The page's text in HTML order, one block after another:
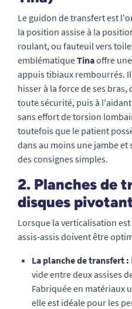
Le guidon de transfert est
la position assise à la
roulant, ou fauteuil vers
emblématiqueTinaoffre
appuis tibiaux rembourrés.
hisser à la force de ses
toute sécurité, puis à
sans effort de torsion
toutefois que le patient
dans au moins une jambe
des consignes simples.
2. Planches de
disques
Lorsque la verticalisation
assis-assis doivent être
La planche de transfert :
vide entre deux assises
Fabriquée en matériaux
elle est idéale pour les